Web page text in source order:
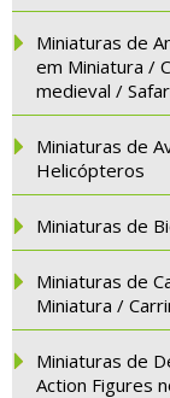
Miniaturas de
em Miniatura /
medieval /
Miniaturas de
Helicópteros
Miniaturas de
Miniaturas de
Miniatura /
Miniaturas de
Action Figures